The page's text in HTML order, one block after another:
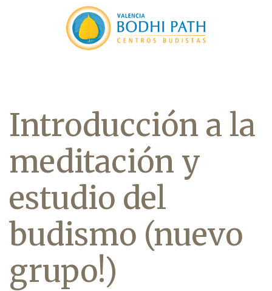
Introducción a la
meditación y
estudio del
budismo (nuevo
grupo!)